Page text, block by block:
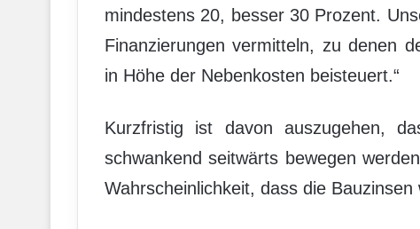
mindestens 20, besser 30 Prozent.
Finanzierungen vermitteln, zu denen
in Höhe der Nebenkosten beisteuert.“
Kurzfristig ist davon auszugehen,
schwankend seitwärts bewegen
Wahrscheinlichkeit, dass die Bauzinsen